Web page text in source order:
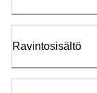
Ravintosisältö